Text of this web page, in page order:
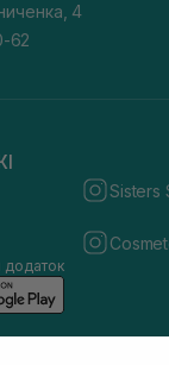
4
62
Sisters
додаток